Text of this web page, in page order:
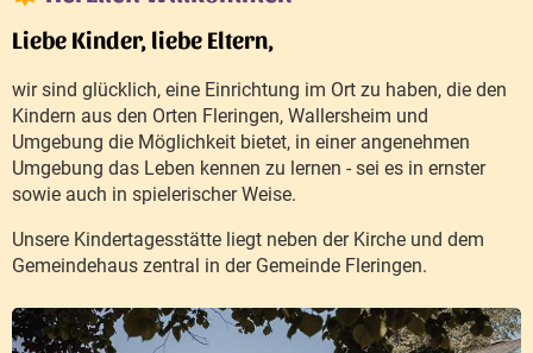
Liebe Kinder, liebe Eltern,
wir sind glücklich, eine Einrichtung im Ort zu haben, die den
Kindern aus den Orten Fleringen, Wallersheim und
Umgebung die Möglichkeit bietet, in einer angenehmen
Umgebung das Leben kennen zu lernen - sei es in ernster
sowie auch in spielerischer Weise.
Unsere Kindertagesstätte liegt neben der Kirche und dem
Gemeindehaus zentral in der Gemeinde Fleringen.